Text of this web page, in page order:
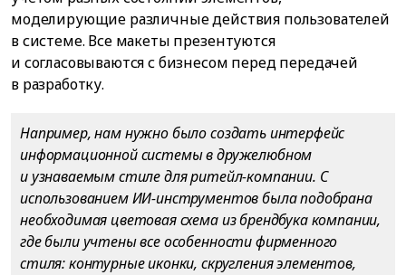
моделирующие различные действия пользователей
в системе. Все макеты презентуются
и согласовываются с бизнесом перед передачей
в разработку.
Например, нам нужно было создать интерфейс
информационной системы в дружелюбном
и узнаваемым стиле для ритейл-компании. С
использованием ИИ-инструментов была подобрана
необходимая цветовая схема из брендбука компании,
где были учтены все особенности фирменного
стиля: контурные иконки, скругления элементов,